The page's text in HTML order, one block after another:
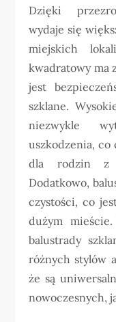
Dzięki
wydaje się
miejskich
kwadratowy ma
jest
szklane.
niezwykle
uszkodzenia, co
dla rodzin z
Dodatkowo,
czystości, co
dużym
balustrady
różnych stylów
że są
nowoczesnych,